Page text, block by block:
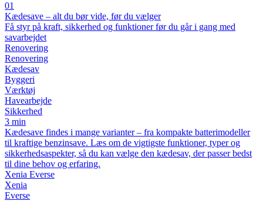
01
Kædesave – alt du bør vide, før du vælger
Få styr på kraft, sikkerhed og funktioner før du går i gang med
savarbejdet
Renovering
Renovering
Kædesav
Byggeri
Værktøj
Havearbejde
Sikkerhed
3 min
Kædesave findes i mange varianter – fra kompakte batterimodeller
til kraftige benzinsave. Læs om de vigtigste funktioner, typer og
sikkerhedsaspekter, så du kan vælge den kædesav, der passer bedst
til dine behov og erfaring.
Xenia Everse
Xenia
Everse